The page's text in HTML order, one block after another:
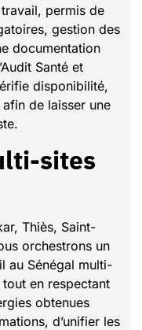
permis de
gestion des
documentation
Santé et
disponibilité,
de laisser une
sites
Thiès, Saint-
orchestrons un
au Sénégal multi-
en respectant
obtenues
d’unifier les